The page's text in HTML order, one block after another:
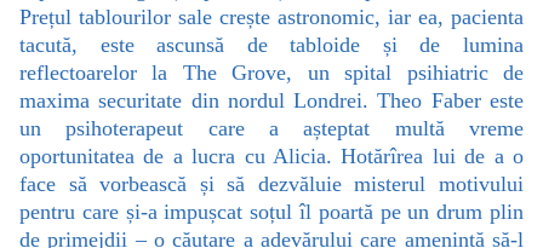
Prețul tablourilor sale crește astronomic, iar ea, pacienta
tacută, este ascunsă de tabloide și de lumina
reflectoarelor la The Grove, un spital psihiatric de
maxima securitate din nordul Londrei. Theo Faber este
un psihoterapeut care a așteptat multă vreme
oportunitatea de a lucra cu Alicia. Hotărîrea lui de a o
face să vorbească și să dezvăluie misterul motivului
pentru care și-a impușcat soțul îl poartă pe un drum plin
de primejdii – o căutare a adevărului care amenință să-l